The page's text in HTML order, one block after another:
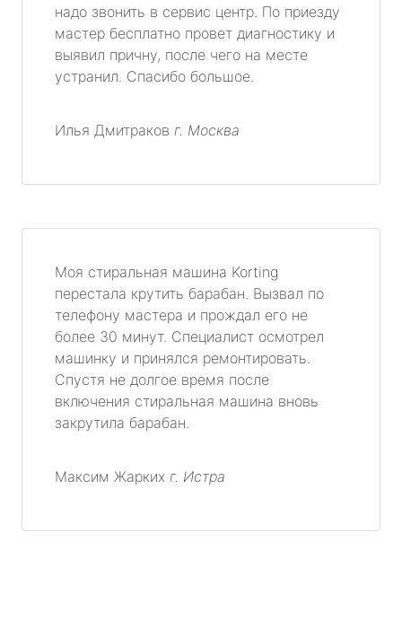
надо звонить в сервис центр. По приезду
мастер бесплатно провет диагностику и
выявил причну, после чего на месте
устранил. Спасибо большое.
Илья Дмитраков г. Москва
Моя стиральная машина Korting
перестала крутить барабан. Вызвал по
телефону мастера и прождал его не
более 30 минут. Специалист осмотрел
машинку и принялся ремонтировать.
Спустя не долгое время после
включения стиральная машина вновь
закрутила барабан.
Максим Жарких г. Истра